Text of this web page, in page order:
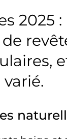
2025 :